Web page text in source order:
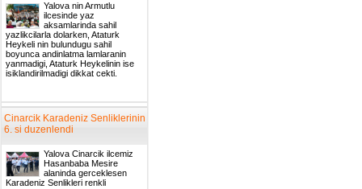
Yalova nin Armutlu
ilcesinde yaz
aksamlarinda sahil
yazlikcilarla dolarken, Ataturk
Heykeli nin bulundugu sahil
boyunca andinlatma lamlaranin
yanmadigi, Ataturk Heykelinin ise
isiklandirilmadigi dikkat cekti.
Cinarcik Karadeniz Senliklerinin
6. si duzenlendi
Yalova Cinarcik ilcemiz
Hasanbaba Mesire
alaninda gerceklesen
Karadeniz Senlikleri renkli